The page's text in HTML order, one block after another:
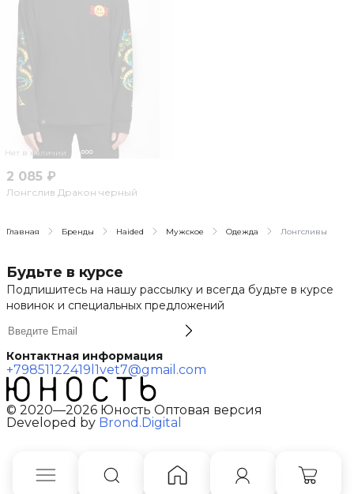
Нет в наличии
2 085 ₽
Лонгслив Дракон черный
Главная Бренды Haided Мужское Одежда Лонгсливы
Будьте в курсе
Подпишитесь на нашу рассылку и всегда будьте в курсе
новинок и специальных предложений
Контактная информация
+79851122419 l1vet7@gmail.com
© 2020—2026 Юность Оптовая версия
Developed by Brond.Digital